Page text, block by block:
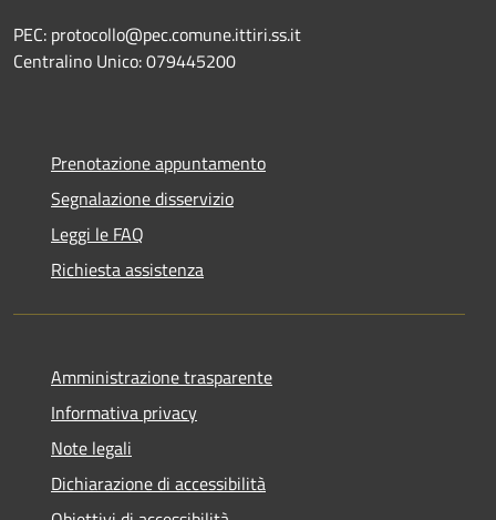
PEC: protocollo@pec.comune.ittiri.ss.it
Centralino Unico: 079445200
Prenotazione appuntamento
Segnalazione disservizio
Leggi le FAQ
Richiesta assistenza
Amministrazione trasparente
Informativa privacy
Note legali
Dichiarazione di accessibilità